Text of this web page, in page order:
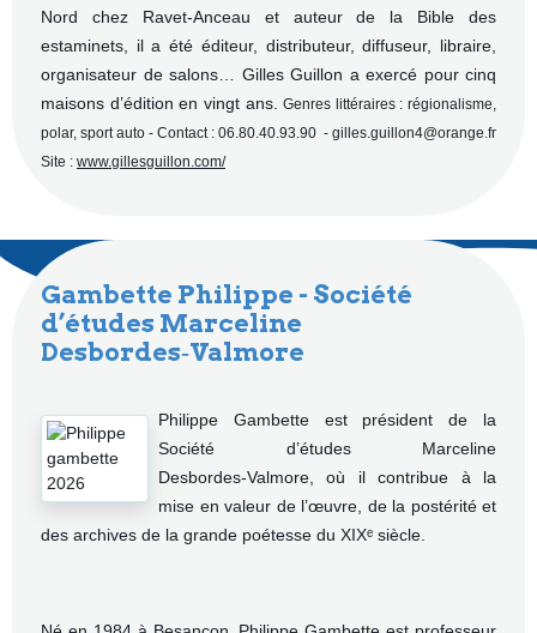
Nord chez Ravet-Anceau et auteur de la Bible des
estaminets, il a été éditeur, distributeur, diffuseur, libraire,
organisateur de salons… Gilles Guillon a exercé pour cinq
maisons d’édition en vingt ans.Genres littéraires : régionalisme,
polar, sport auto - Contact : 06.80.40.93.90 - gilles.guillon4@orange.fr
Site : www.gillesguillon.com/
Gambette Philippe - Société
d’études Marceline
Desbordes‑Valmore
Philippe Gambette est président de la
Société d’études Marceline
Desbordes‑Valmore, où il contribue à la
mise en valeur de l’œuvre, de la postérité et
des archives de la grande poétesse du XIXᵉ siècle.